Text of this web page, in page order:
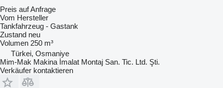
Preis auf Anfrage
Vom Hersteller
Tankfahrzeug - Gastank
Zustand neu
Volumen 250 m³
Türkei, Osmaniye
Mim-Mak Makina İmalat Montaj San. Tic. Ltd. Şti.
Verkäufer kontaktieren